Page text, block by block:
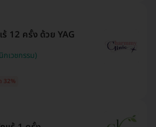
12 ครั้ง ด้วย YAG
เวชกรรม)
32%